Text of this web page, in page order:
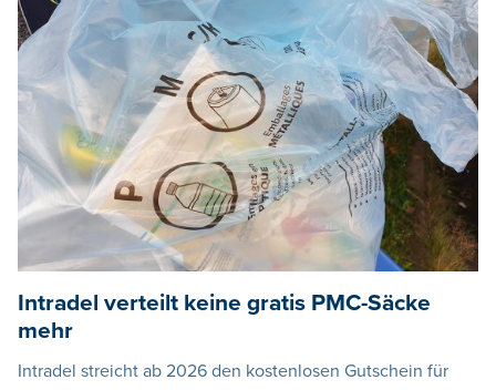
Intradel verteilt keine gratis PMC-Säcke
mehr
Intradel streicht ab 2026 den kostenlosen Gutschein für